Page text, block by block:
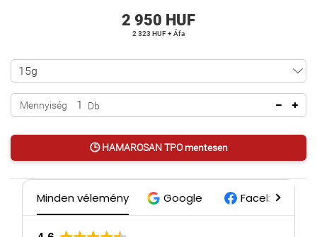
2 950 HUF
2 323 HUF + Áfa
Mennyiség Db
🕒 HAMAROSAN TPO mentesen
Minden vélemény Google Facebook